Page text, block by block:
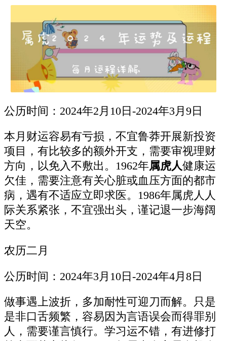
公历时间：2024年2月10日-2024年3月9日
本月财运容易有亏损，不宜鲁莽开展新投资
项目，有比较多的额外开支，需要审视理财
方向，以免入不敷出。1962年属虎人健康运
欠佳，需要注意有关心脏或血压方面的都市
病，遇有不适应立即求医。1986年属虎人人
际关系紧张，不宜强出头，谨记退一步海阔
天空。
农历二月
公历时间：2024年3月10日-2024年4月8日
做事遇上波折，多加耐性可迎刀而解。只是
是非口舌频繁，容易因为言语误会而得罪别
人，需要谨言慎行。学习运不错，有进修打